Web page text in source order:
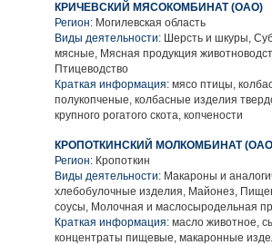
КРИЧЕВСКИЙ МЯСОКОМБИНАТ (ОАО)
Регион: Могилевская область
Виды деятельности: Шерсть и шкуры,
мясные, Мясная продукция
Птицеводство
Краткая информация: мясо птицы,
полукопченые, колбасные изделия
крупного рогатого скота, копчености
КРОПОТКИНСКИЙ МОЛКОМБИНАТ
Регион: Кропоткин
Виды деятельности: Макароны и
хлебобулочные изделия, Майонез,
соусы, Молочная и маслосыродельная
Краткая информация: масло животное,
концентраты пищевые, макаронные